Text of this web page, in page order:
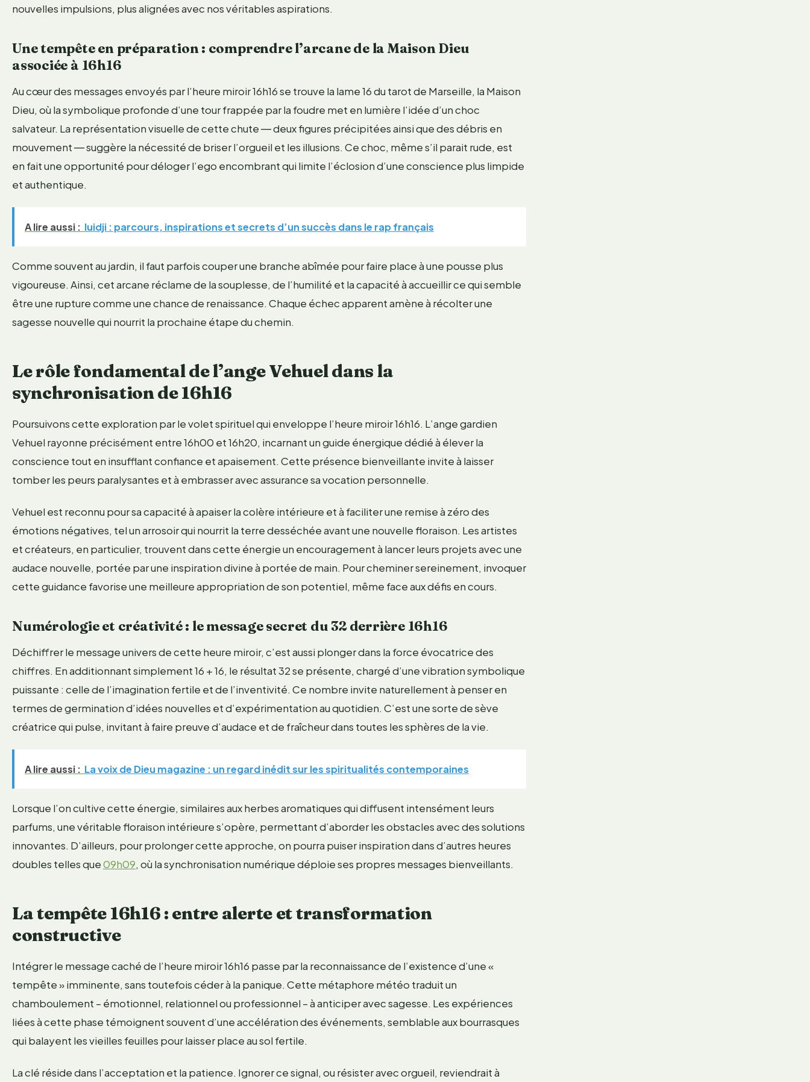
nouvelles impulsions, plus alignées avec nos véritables aspirations.
Une tempête en préparation : comprendre l’arcane de la Maison Dieu
associée à 16h16
Au cœur des messages envoyés par l’heure miroir 16h16 se trouve la lame 16 du tarot de Marseille, la Maison
Dieu, où la symbolique profonde d’une tour frappée par la foudre met en lumière l’idée d’un choc
salvateur. La représentation visuelle de cette chute ― deux figures précipitées ainsi que des débris en
mouvement ― suggère la nécessité de briser l’orgueil et les illusions. Ce choc, même s’il parait rude, est
en fait une opportunité pour déloger l’ego encombrant qui limite l’éclosion d’une conscience plus limpide
et authentique.
A lire aussi : luidji : parcours, inspirations et secrets d’un succès dans le rap français
Comme souvent au jardin, il faut parfois couper une branche abîmée pour faire place à une pousse plus
vigoureuse. Ainsi, cet arcane réclame de la souplesse, de l’humilité et la capacité à accueillir ce qui semble
être une rupture comme une chance de renaissance. Chaque échec apparent amène à récolter une
sagesse nouvelle qui nourrit la prochaine étape du chemin.
Le rôle fondamental de l’ange Vehuel dans la
synchronisation de 16h16
Poursuivons cette exploration par le volet spirituel qui enveloppe l’heure miroir 16h16. L’ange gardien
Vehuel rayonne précisément entre 16h00 et 16h20, incarnant un guide énergique dédié à élever la
conscience tout en insufflant confiance et apaisement. Cette présence bienveillante invite à laisser
tomber les peurs paralysantes et à embrasser avec assurance sa vocation personnelle.
Vehuel est reconnu pour sa capacité à apaiser la colère intérieure et à faciliter une remise à zéro des
émotions négatives, tel un arrosoir qui nourrit la terre desséchée avant une nouvelle floraison. Les artistes
et créateurs, en particulier, trouvent dans cette énergie un encouragement à lancer leurs projets avec une
audace nouvelle, portée par une inspiration divine à portée de main. Pour cheminer sereinement, invoquer
cette guidance favorise une meilleure appropriation de son potentiel, même face aux défis en cours.
Numérologie et créativité : le message secret du 32 derrière 16h16
Déchiffrer le message univers de cette heure miroir, c’est aussi plonger dans la force évocatrice des
chiffres. En additionnant simplement 16 + 16, le résultat 32 se présente, chargé d’une vibration symbolique
puissante : celle de l’imagination fertile et de l’inventivité. Ce nombre invite naturellement à penser en
termes de germination d’idées nouvelles et d’expérimentation au quotidien. C’est une sorte de sève
créatrice qui pulse, invitant à faire preuve d’audace et de fraîcheur dans toutes les sphères de la vie.
A lire aussi : La voix de Dieu magazine : un regard inédit sur les spiritualités contemporaines
Lorsque l’on cultive cette énergie, similaires aux herbes aromatiques qui diffusent intensément leurs
parfums, une véritable floraison intérieure s’opère, permettant d’aborder les obstacles avec des solutions
innovantes. D’ailleurs, pour prolonger cette approche, on pourra puiser inspiration dans d’autres heures
doubles telles que09h09, où la synchronisation numérique déploie ses propres messages bienveillants.
La tempête 16h16 : entre alerte et transformation
constructive
Intégrer le message caché de l’heure miroir 16h16 passe par la reconnaissance de l’existence d’une «
tempête » imminente, sans toutefois céder à la panique. Cette métaphore météo traduit un
chamboulement – émotionnel, relationnel ou professionnel – à anticiper avec sagesse. Les expériences
liées à cette phase témoignent souvent d’une accélération des événements, semblable aux bourrasques
qui balayent les vieilles feuilles pour laisser place au sol fertile.
La clé réside dans l’acceptation et la patience. Ignorer ce signal, ou résister avec orgueil, reviendrait à